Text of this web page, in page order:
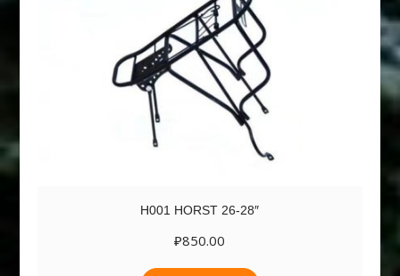
H001 HORST 26-28″
₽850.00